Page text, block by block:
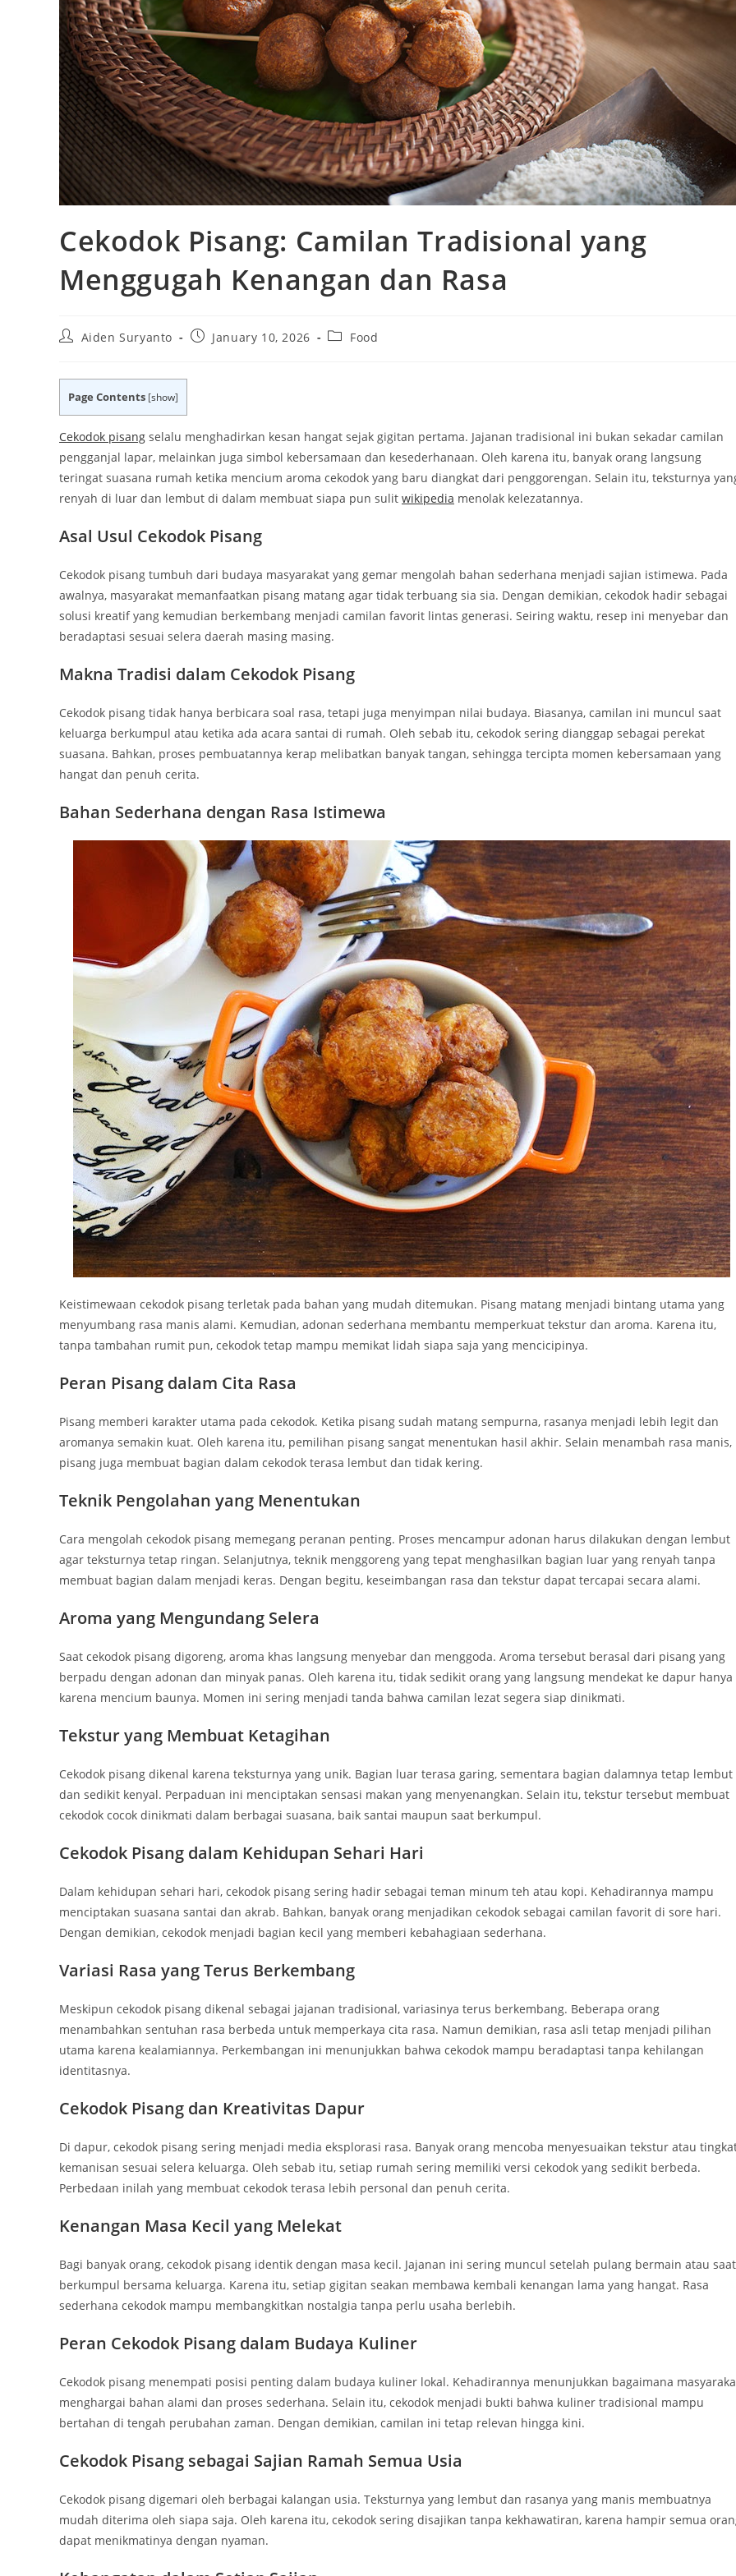
Cekodok Pisang: Camilan Tradisional yang
Menggugah Kenangan dan Rasa
PostAiden Suryanto
PostJanuary 10, 2026
PostFood
Page Contents [show]
Cekodok pisang selalu menghadirkan kesan hangat sejak gigitan pertama. Jajanan tradisional ini bukan sekadar camilan
pengganjal lapar, melainkan juga simbol kebersamaan dan kesederhanaan. Oleh karena itu, banyak orang langsung
teringat suasana rumah ketika mencium aroma cekodok yang baru diangkat dari penggorengan. Selain itu, teksturnya
renyah di luar dan lembut di dalam membuat siapa pun sulit wikipedia menolak kelezatannya.
Asal Usul Cekodok Pisang
Cekodok pisang tumbuh dari budaya masyarakat yang gemar mengolah bahan sederhana menjadi sajian istimewa. Pada
awalnya, masyarakat memanfaatkan pisang matang agar tidak terbuang sia sia. Dengan demikian, cekodok hadir sebagai
solusi kreatif yang kemudian berkembang menjadi camilan favorit lintas generasi. Seiring waktu, resep ini menyebar dan
beradaptasi sesuai selera daerah masing masing.
Makna Tradisi dalam Cekodok Pisang
Cekodok pisang tidak hanya berbicara soal rasa, tetapi juga menyimpan nilai budaya. Biasanya, camilan ini muncul saat
keluarga berkumpul atau ketika ada acara santai di rumah. Oleh sebab itu, cekodok sering dianggap sebagai perekat
suasana. Bahkan, proses pembuatannya kerap melibatkan banyak tangan, sehingga tercipta momen kebersamaan yang
hangat dan penuh cerita.
Bahan Sederhana dengan Rasa Istimewa
Keistimewaan cekodok pisang terletak pada bahan yang mudah ditemukan. Pisang matang menjadi bintang utama yang
menyumbang rasa manis alami. Kemudian, adonan sederhana membantu memperkuat tekstur dan aroma. Karena itu,
tanpa tambahan rumit pun, cekodok tetap mampu memikat lidah siapa saja yang mencicipinya.
Peran Pisang dalam Cita Rasa
Pisang memberi karakter utama pada cekodok. Ketika pisang sudah matang sempurna, rasanya menjadi lebih legit dan
aromanya semakin kuat. Oleh karena itu, pemilihan pisang sangat menentukan hasil akhir. Selain menambah rasa manis,
pisang juga membuat bagian dalam cekodok terasa lembut dan tidak kering.
Teknik Pengolahan yang Menentukan
Cara mengolah cekodok pisang memegang peranan penting. Proses mencampur adonan harus dilakukan dengan lembut
agar teksturnya tetap ringan. Selanjutnya, teknik menggoreng yang tepat menghasilkan bagian luar yang renyah tanpa
membuat bagian dalam menjadi keras. Dengan begitu, keseimbangan rasa dan tekstur dapat tercapai secara alami.
Aroma yang Mengundang Selera
Saat cekodok pisang digoreng, aroma khas langsung menyebar dan menggoda. Aroma tersebut berasal dari pisang yang
berpadu dengan adonan dan minyak panas. Oleh karena itu, tidak sedikit orang yang langsung mendekat ke dapur hanya
karena mencium baunya. Momen ini sering menjadi tanda bahwa camilan lezat segera siap dinikmati.
Tekstur yang Membuat Ketagihan
Cekodok pisang dikenal karena teksturnya yang unik. Bagian luar terasa garing, sementara bagian dalamnya tetap lembut
dan sedikit kenyal. Perpaduan ini menciptakan sensasi makan yang menyenangkan. Selain itu, tekstur tersebut membuat
cekodok cocok dinikmati dalam berbagai suasana, baik santai maupun saat berkumpul.
Cekodok Pisang dalam Kehidupan Sehari Hari
Dalam kehidupan sehari hari, cekodok pisang sering hadir sebagai teman minum teh atau kopi. Kehadirannya mampu
menciptakan suasana santai dan akrab. Bahkan, banyak orang menjadikan cekodok sebagai camilan favorit di sore hari.
Dengan demikian, cekodok menjadi bagian kecil yang memberi kebahagiaan sederhana.
Variasi Rasa yang Terus Berkembang
Meskipun cekodok pisang dikenal sebagai jajanan tradisional, variasinya terus berkembang. Beberapa orang
menambahkan sentuhan rasa berbeda untuk memperkaya cita rasa. Namun demikian, rasa asli tetap menjadi pilihan
utama karena kealamiannya. Perkembangan ini menunjukkan bahwa cekodok mampu beradaptasi tanpa kehilangan
identitasnya.
Cekodok Pisang dan Kreativitas Dapur
Di dapur, cekodok pisang sering menjadi media eksplorasi rasa. Banyak orang mencoba menyesuaikan tekstur atau
kemanisan sesuai selera keluarga. Oleh sebab itu, setiap rumah sering memiliki versi cekodok yang sedikit berbeda.
Perbedaan inilah yang membuat cekodok terasa lebih personal dan penuh cerita.
Kenangan Masa Kecil yang Melekat
Bagi banyak orang, cekodok pisang identik dengan masa kecil. Jajanan ini sering muncul setelah pulang bermain atau saat
berkumpul bersama keluarga. Karena itu, setiap gigitan seakan membawa kembali kenangan lama yang hangat. Rasa
sederhana cekodok mampu membangkitkan nostalgia tanpa perlu usaha berlebih.
Peran Cekodok Pisang dalam Budaya Kuliner
Cekodok pisang menempati posisi penting dalam budaya kuliner lokal. Kehadirannya menunjukkan bagaimana
menghargai bahan alami dan proses sederhana. Selain itu, cekodok menjadi bukti bahwa kuliner tradisional mampu
bertahan di tengah perubahan zaman. Dengan demikian, camilan ini tetap relevan hingga kini.
Cekodok Pisang sebagai Sajian Ramah Semua Usia
Cekodok pisang digemari oleh berbagai kalangan usia. Teksturnya yang lembut dan rasanya yang manis membuatnya
mudah diterima oleh siapa saja. Oleh karena itu, cekodok sering disajikan tanpa kekhawatiran, karena hampir semua
dapat menikmatinya dengan nyaman.